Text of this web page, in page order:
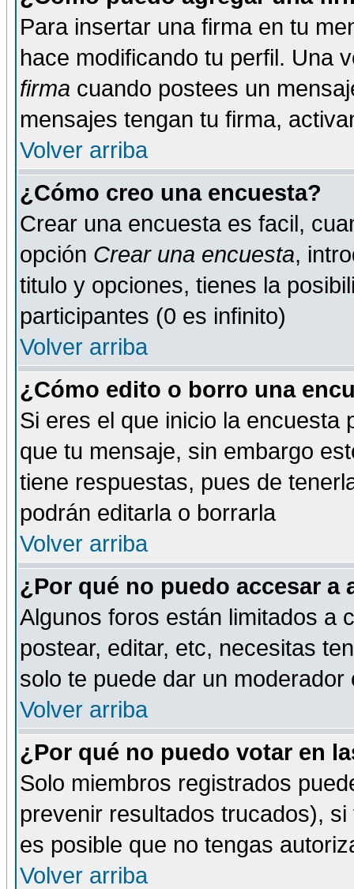
Para insertar una firma en tu
hace modificando tu perfil. Una
firma cuando postees un
mensajes tengan tu firma,
Volver arriba
¿Cómo creo una encuesta?
Crear una encuesta es facil,
opción Crear una encuesta,
titulo y opciones, tienes la
participantes (0 es infinito)
Volver arriba
¿Cómo edito o borro una
Si eres el que inicio la encuesta
que tu mensaje, sin embargo
tiene respuestas, pues de
podrán editarla o borrarla
Volver arriba
¿Por qué no puedo accesar a
Algunos foros están limitados a
postear, editar, etc, necesitas
solo te puede dar un
Volver arriba
¿Por qué no puedo votar en
Solo miembros registrados
prevenir resultados trucados),
es posible que no tengas
Volver arriba